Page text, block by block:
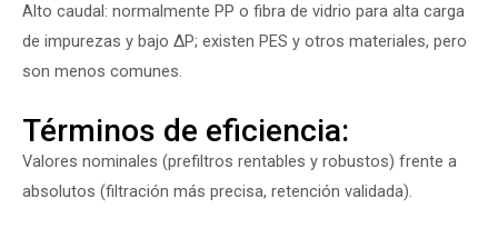
Alto caudal: normalmente PP o fibra de vidrio para alta carga
de impurezas y bajo ΔP; existen PES y otros materiales, pero
son menos comunes.
Términos de eficiencia:
Valores nominales (prefiltros rentables y robustos) frente a
absolutos (filtración más precisa, retención validada).